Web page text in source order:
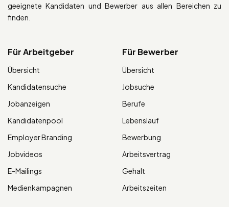
geeignete Kandidaten und Bewerber aus allen Bereichen zu
finden.
Für Arbeitgeber
Übersicht
Kandidatensuche
Jobanzeigen
Kandidatenpool
Employer Branding
Jobvideos
E-Mailings
Medienkampagnen
Für Bewerber
Übersicht
Jobsuche
Berufe
Lebenslauf
Bewerbung
Arbeitsvertrag
Gehalt
Arbeitszeiten